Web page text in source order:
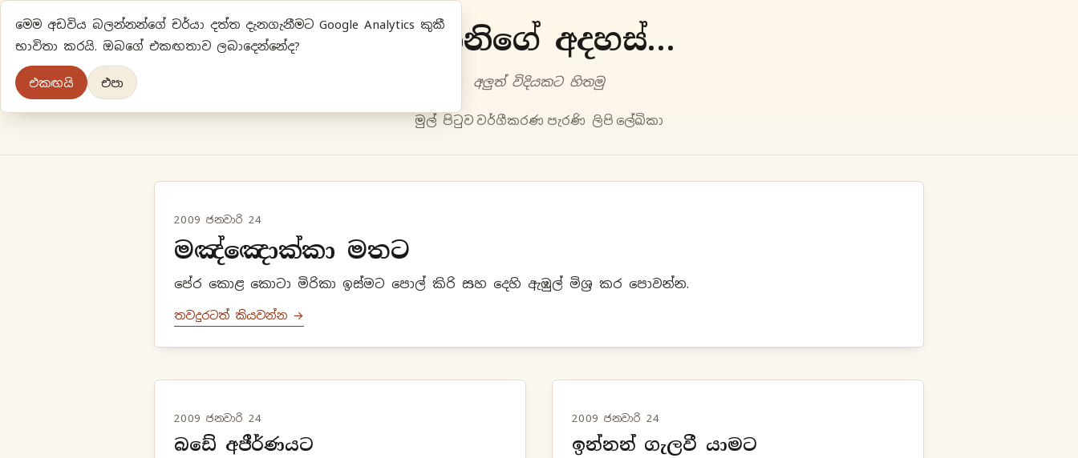
ප්‍රියානිගේ අදහස්‍...
අලුත්‍ විදියකට හිතමු
මුල් පිටුව වර්ගීකරණ පැරණි ලිපි ලේඛිකා
2009 ජනවාරි 24
මඤ්ඤොක්කා මතට
පේර කොළ කොටා මිරිකා ඉස්මට පොල් කිරි සහ දෙහි ඇඹුල් මිශ්‍ර කර පොවන්න.
තවදුරටත් කියවන්න →
2009 ජනවාරි 24
බඩේ අජීර්ණයට
2009 ජනවාරි 24
ඉන්නන් ගැලවී යාමට
මෙම අඩවිය බලන්නන්ගේ චර්යා දත්ත දැනගැනීමට Google Analytics කුකී
භාවිතා කරයි. ඔබගේ එකඟතාව ලබාදෙන්නේද?
එකඟයි එපා